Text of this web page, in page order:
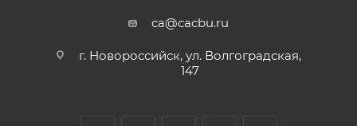
ca@cacbu.ru
г. Новороссийск, ул. Волгоградская,
147